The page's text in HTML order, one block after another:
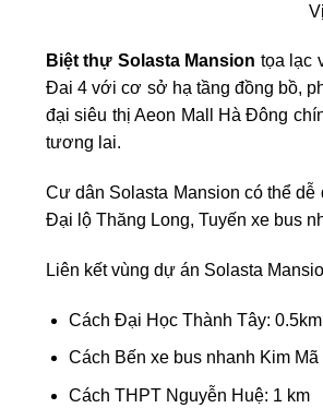
Biệt thự Solasta Mansion tọa lạc
Đai 4 với cơ sở hạ tầng đồng bồ,
đại siêu thị Aeon Mall Hà Đông
tương lai.
Cư dân Solasta Mansion có thể
Đại lộ Thăng Long, Tuyến xe bus
Liên kết vùng dự án Solasta
Cách Đại Học Thành Tây: 0.5km
Cách Bến xe bus nhanh Kim
Cách THPT Nguyễn Huệ: 1 km